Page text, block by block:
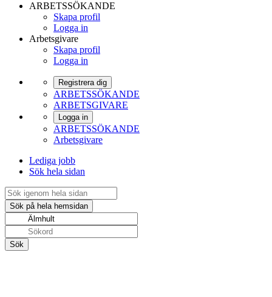
ARBETSSÖKANDE
Skapa profil
Logga in
Arbetsgivare
Skapa profil
Logga in
Registrera dig
ARBETSSÖKANDE
ARBETSGIVARE
Logga in
ARBETSSÖKANDE
Arbetsgivare
Lediga jobb
Sök hela sidan